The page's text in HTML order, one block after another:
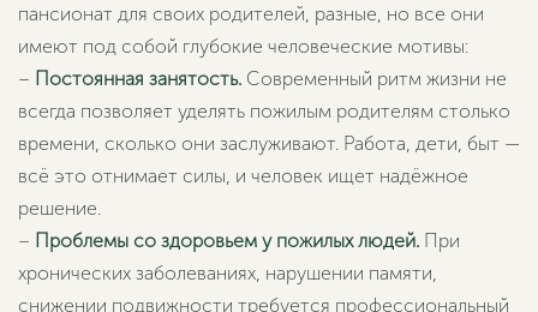
пансионат для своих родителей, разные, но все они
имеют под собой глубокие человеческие мотивы:
– Постоянная занятость. Современный ритм жизни не
всегда позволяет уделять пожилым родителям столько
времени, сколько они заслуживают. Работа, дети, быт —
всё это отнимает силы, и человек ищет надёжное
решение.
– Проблемы со здоровьем у пожилых людей. При
хронических заболеваниях, нарушении памяти,
снижении подвижности требуется профессиональный